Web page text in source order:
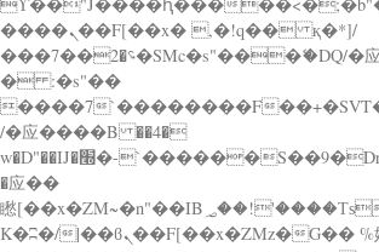
����ܢ��F[��x� ,�!q�� қ�*]/
���؝�2��7�SMc�s"���ޭ�DQ/�应�ܢ��F_��!
� :�s"��
����7`��������F
/�应����B ��4�
w�D"��IJ�׭�-`������S��9�Dr�ji��EJ߅��gJ
�应��
矁[��x�ZM~�n"��IB؃��!'����Тѕ��+��(m��I
K�ʭ�/|��ϐܢ��F[��x�ZMz�G�� %嬩